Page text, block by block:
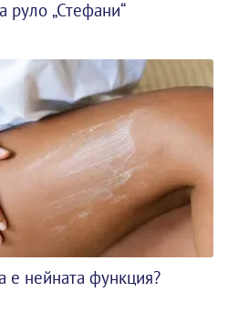
руло „Стефани“
е нейната функция?